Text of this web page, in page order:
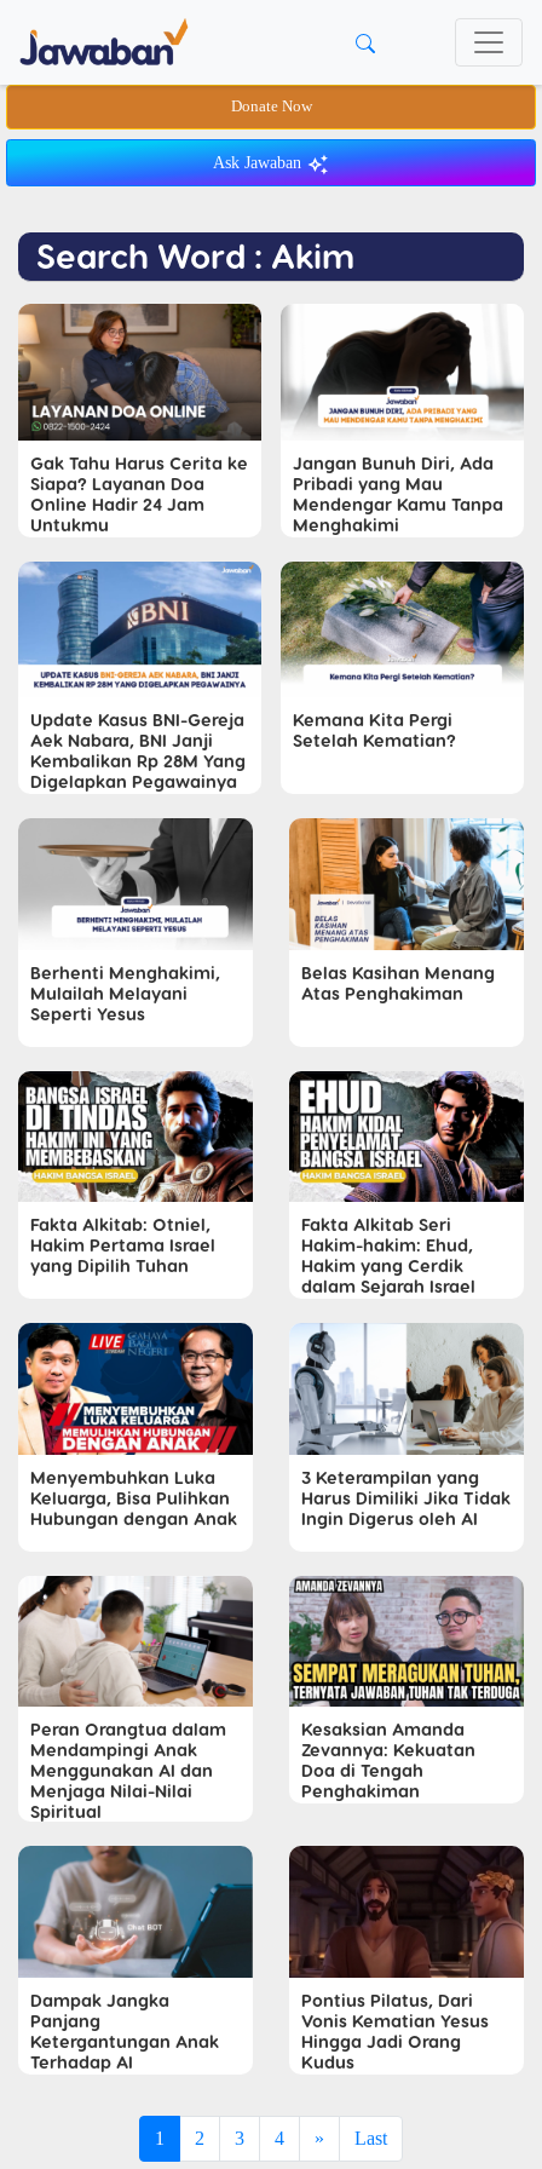
Donate Now
Ask Jawaban
Search Word : Akim
Gak Tahu Harus Cerita ke
Siapa? Layanan Doa
Online Hadir 24 Jam
Untukmu
Jangan Bunuh Diri, Ada
Pribadi yang Mau
Mendengar Kamu Tanpa
Menghakimi
Update Kasus BNI-Gereja
Aek Nabara, BNI Janji
Kembalikan Rp 28M Yang
Digelapkan Pegawainya
Kemana Kita Pergi
Setelah Kematian?
Berhenti Menghakimi,
Mulailah Melayani
Seperti Yesus
Belas Kasihan Menang
Atas Penghakiman
Fakta Alkitab: Otniel,
Hakim Pertama Israel
yang Dipilih Tuhan
Fakta Alkitab Seri
Hakim-hakim: Ehud,
Hakim yang Cerdik
dalam Sejarah Israel
Menyembuhkan Luka
Keluarga, Bisa Pulihkan
Hubungan dengan Anak
3 Keterampilan yang
Harus Dimiliki Jika Tidak
Ingin Digerus oleh AI
Peran Orangtua dalam
Mendampingi Anak
Menggunakan AI dan
Menjaga Nilai-Nilai
Spiritual
Kesaksian Amanda
Zevannya: Kekuatan
Doa di Tengah
Penghakiman
Dampak Jangka
Panjang
Ketergantungan Anak
Terhadap AI
Pontius Pilatus, Dari
Vonis Kematian Yesus
Hingga Jadi Orang
Kudus
1 2 3 4 » Last